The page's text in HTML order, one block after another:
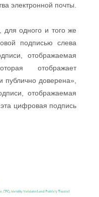
электронной почты.
для одного и того же
подписью слева
отображаемая
отображает
публично доверена»,
отображаемая
цифровая подпись